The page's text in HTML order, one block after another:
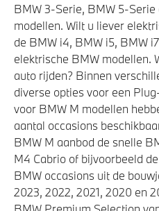
Veiligheid
Akoestische
Elektronisch Stabiliteits
Airbag bestuurder
Actieve
BMW 3-Serie, BMW 5-
modellen. Wilt u liever
de BMW i4, BMW i5, BMW
elektrische BMW modellen.
auto rijden? Binnen
diverse opties voor een
voor BMW M modellen
aantal occasions
BMW M aanbod de snelle
M4 Cabrio of bijvoorbeeld
BMW occasions uit de
2023, 2022, 2021, 2020 en